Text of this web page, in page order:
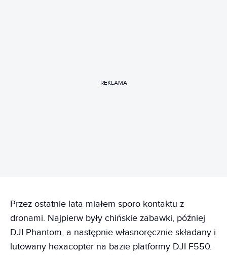
REKLAMA
Przez ostatnie lata miałem sporo kontaktu z
dronami. Najpierw były chińskie zabawki, później
DJI Phantom, a następnie własnoręcznie składany i
lutowany hexacopter na bazie platformy DJI F550.